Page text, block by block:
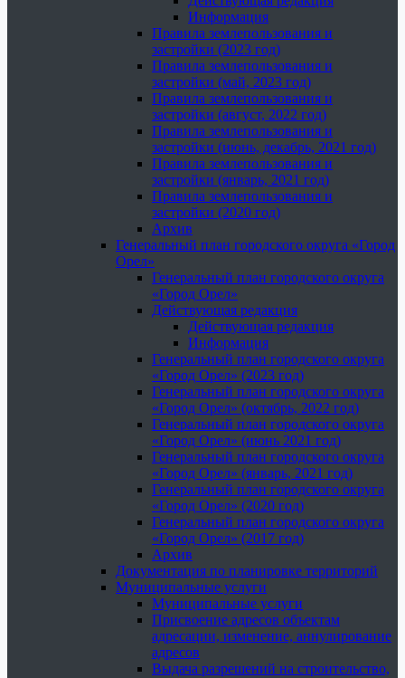
Информация
Правила землепользования и
застройки (2023 год)
Правила землепользования и
застройки (май, 2023 год)
Правила землепользования и
застройки (август, 2022 год)
Правила землепользования и
застройки (июнь, декабрь, 2021 год)
Правила землепользования и
застройки (январь, 2021 год)
Правила землепользования и
застройки (2020 год)
Архив
Генеральный план городского округа «Город
Орел»
Генеральный план городского округа
«Город Орел»
Действующая редакция
Действующая редакция
Информация
Генеральный план городского округа
«Город Орел» (2023 год)
Генеральный план городского округа
«Город Орел» (октябрь, 2022 год)
Генеральный план городского округа
«Город Орел» (июнь 2021 год)
Генеральный план городского округа
«Город Орел» (январь, 2021 год)
Генеральный план городского округа
«Город Орел» (2020 год)
Генеральный план городского округа
«Город Орел» (2017 год)
Архив
Документация по планировке территорий
Муниципальные услуги
Муниципальные услуги
Присвоение адресов объектам
адресации, изменение, аннулирование
адресов
Выдача разрешений на строительство,